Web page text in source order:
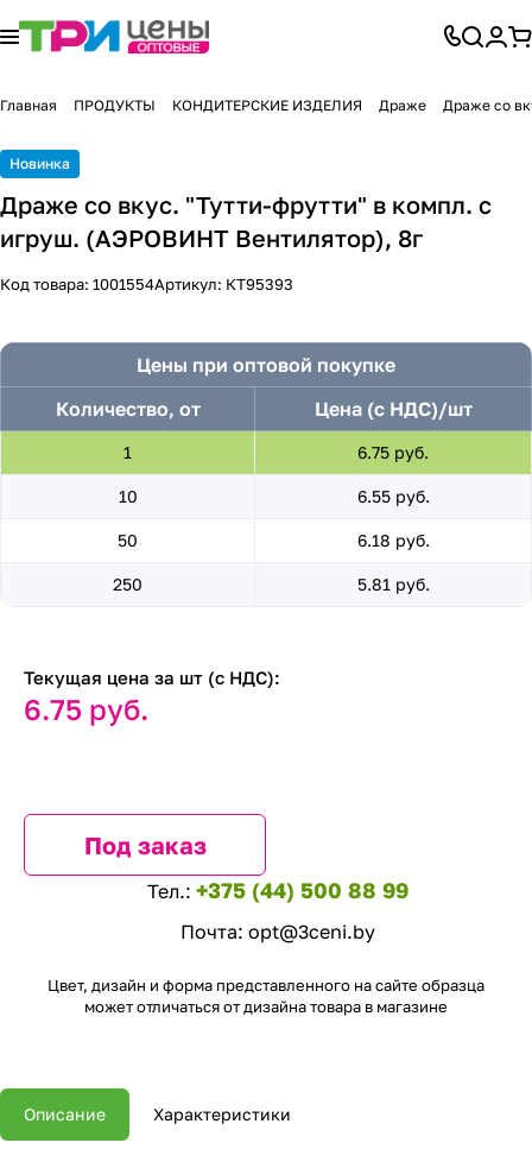
Главная ПРОДУКТЫ КОНДИТЕРСКИЕ ИЗДЕЛИЯ Драже Драже со
Новинка
Драже со вкус. "Тутти-фрутти" в компл. с
игруш. (АЭРОВИНТ Вентилятор), 8г
Код товара: 1001554Артикул: КТ95393
Цены при оптовой покупке
Количество, от
Цена (с НДС)/шт
1 6.75 руб.
10 6.55 руб.
50 6.18 руб.
250 5.81 руб.
Текущая цена за шт (с НДС):
6.75 руб.
Под заказ
Тел.: +375 (44) 500 88 99
Почта: opt@3ceni.by
Цвет, дизайн и форма представленного на сайте образца
может отличаться от дизайна товара в магазине
Описание Характеристики